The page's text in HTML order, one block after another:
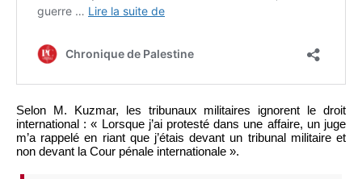
Selon M. Kuzmar, les tribunaux militaires ignorent le droit
international : « Lorsque j’ai protesté dans une affaire, un juge
m’a rappelé en riant que j’étais devant un tribunal militaire et
non devant la Cour pénale internationale ».